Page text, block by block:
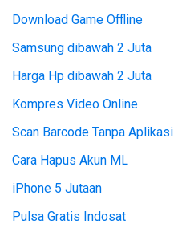
Download Game Offline
Samsung dibawah 2 Juta
Harga Hp dibawah 2 Juta
Kompres Video Online
Scan Barcode Tanpa Aplikasi
Cara Hapus Akun ML
iPhone 5 Jutaan
Pulsa Gratis Indosat